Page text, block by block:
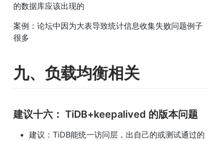
的数据库应该出现的
案例：论坛中因为大表导致统计信息收集失败问题例子
很多
九、负载均衡相关
建议十六： TiDB+keepalived 的版本问题
建议：TiDB能统一访问层，出自己的或测试通过的